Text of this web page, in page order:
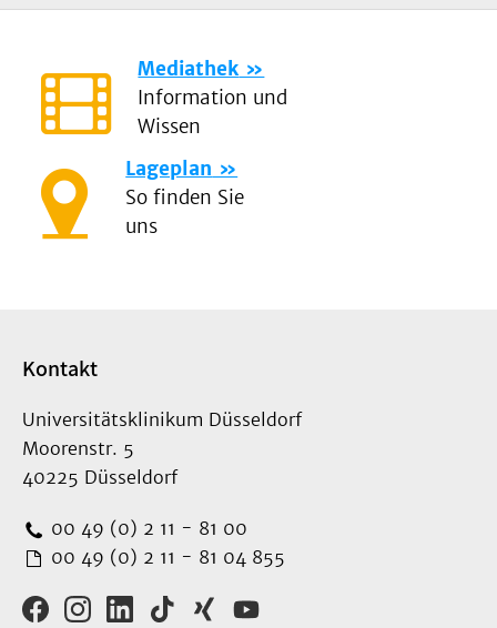
Mediathek
Information und
Wissen
Lageplan
So finden Sie
uns
Kontakt
Universitätsklinikum Düsseldorf
Moorenstr. 5
40225 Düsseldorf
00 49 (0) 2 11 - 81 00
00 49 (0) 2 11 - 81 04 855